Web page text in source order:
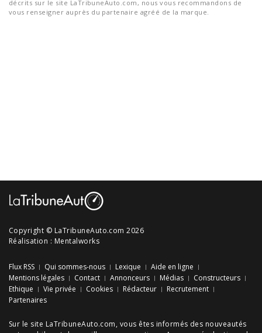
décrits sur le site LaTribuneAuto.com, nous vous recommandons de
vous renseigner auprès du partenaire agréé de la marque.
Copyright © LaTribuneAuto.com 2026
Réalisation : Mentalworks
Flux RSS Qui sommes-nous Lexique
Aide en ligne
Mentions légales
Contact Annonceurs Médias
Constructeurs
Ethique
Vie privée Cookies Rédacteur
Recrutement
Partenaires
Sur le site LaTribuneAuto.com, vous êtes informés des nouveautés